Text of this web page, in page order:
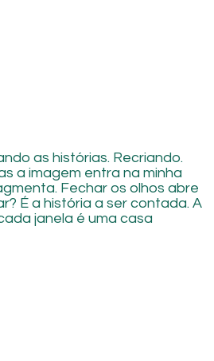
as histórias. Recriando.
a imagem entra na minha
Fechar os olhos abre
É a história a ser contada. A
janela é uma casa